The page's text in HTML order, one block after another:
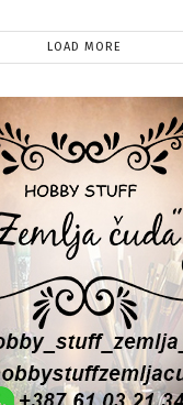
LOAD MORE